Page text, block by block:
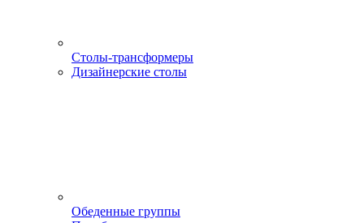
Столы-трансформеры
Дизайнерские столы
Обеденные группы